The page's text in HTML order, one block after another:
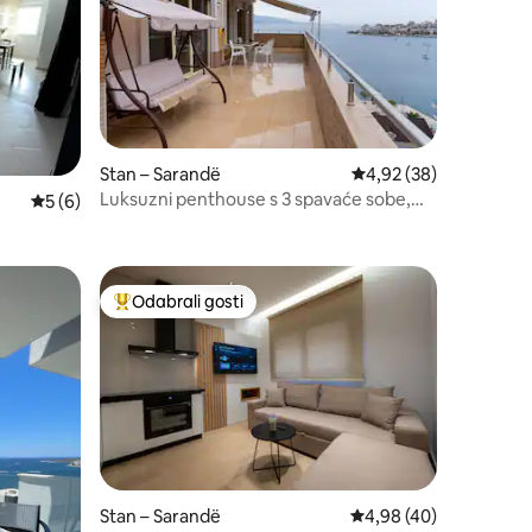
Prosječna ocjena: 5/5, recenzija: 6
5 (6)
Stan – Sarandë Prosječna ocjena:
4,92 (38)
Luksuzni penthouse s 3 spavaće sobe,
Među najviše rangiranima s oznakom „Odabrali gosti”
Odabrali gosti
Stan – Sarandë Prosječna ocjena:
4,98 (40)